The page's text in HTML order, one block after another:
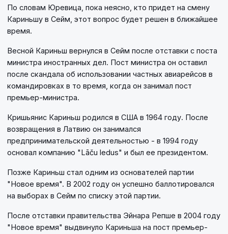
По словам Юревица, пока неясно, кто придет на смену
Кариньшу в Сейм, этот вопрос будет решен в ближайшее
время.
Весной Кариньш вернулся в Сейм после отставки с поста
министра иностранных дел. Пост министра он оставил
после скандала об использовании частных авиарейсов в
командировках в то время, когда он занимал пост
премьер-министра.
Кришьянис Кариньш родился в США в 1964 году. После
возвращения в Латвию он занимался
предпринимательской деятельностью - в 1994 году
основал компанию "Lāču ledus" и был ее президентом.
Позже Кариньш стал одним из основателей партии
"Новое время". В 2002 году он успешно баллотировался
на выборах в Сейм по списку этой партии.
После отставки правительства Эйнара Репше в 2004 году
"Новое время" выдвинуло Кариньша на пост премьер-